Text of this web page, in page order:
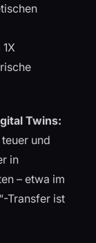
Twins:
und
in
– etwa im
Transfer ist